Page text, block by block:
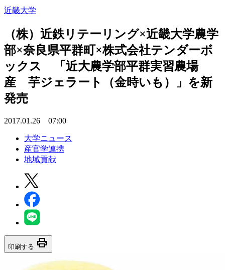
近畿大学
（株）近鉄リテーリング×近畿大学農学
部×奈良県平群町×株式会社テンダーボ
ックス 「近大農学部平群実習農場
産 芋ジェラート（金時いも）」を新
発売
2017.01.26 07:00
大学ニュース
産官学連携
地域貢献
印刷する print